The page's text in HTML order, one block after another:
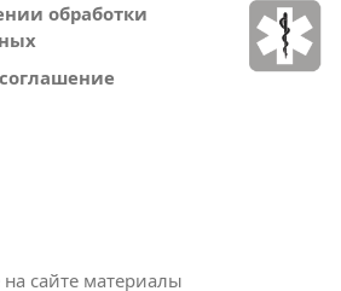
обработки
сайте материалы